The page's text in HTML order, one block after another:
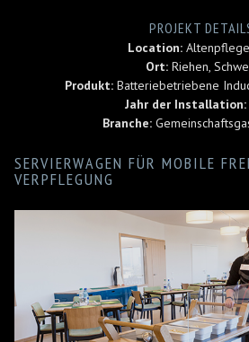
PROJEKT
Location:
Ort:Riehen,
Produkt:Batteriebetriebene
Jahr der Installation:
Branche:
SERVIERWAGEN FÜR MOBILE
VERPFLEGUNG